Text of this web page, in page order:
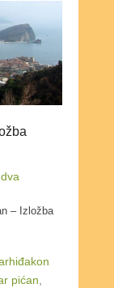
– Izložba
pićan,